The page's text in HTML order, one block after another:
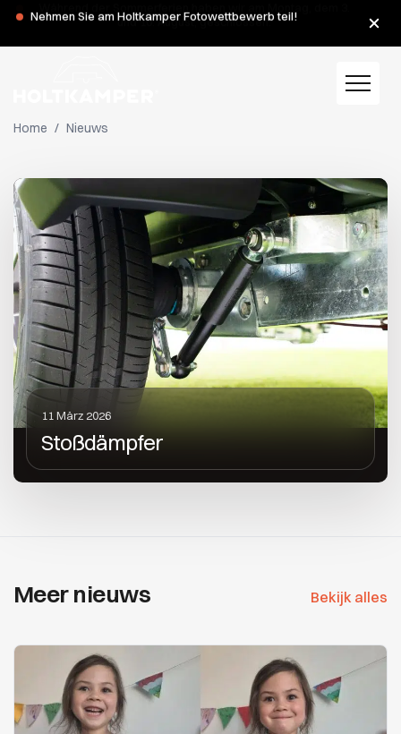
Nehmen Sie am Holtkamper Fotowettbewerb teil!
Während der Sommerferien haben wir am Montag, dem 3.
und 10. August, geschlossen.
Home / Nieuws
11 März 2026
Stoßdämpfer
Meer nieuws Bekijk alles